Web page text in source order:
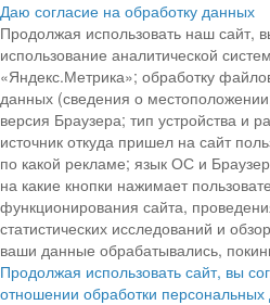
Даю согласие на обработку данных
Продолжая использовать наш сайт,
использование аналитической
«Яндекс.Метрика»; обработку
данных (сведения о
версия Браузера; тип устройства и
источник откуда пришел на сайт
по какой рекламе; язык ОС и
на какие кнопки нажимает
функционирования сайта,
статистических исследований и
ваши данные обрабатывались,
Продолжая использовать сайт, вы
отношении обработки